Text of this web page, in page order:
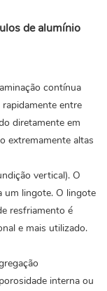
de alumínio
contínua
entre
diretamente em
extremamente altas
vertical). O
um lingote. O lingote
resfriamento é
e mais utilizado.
interna ou